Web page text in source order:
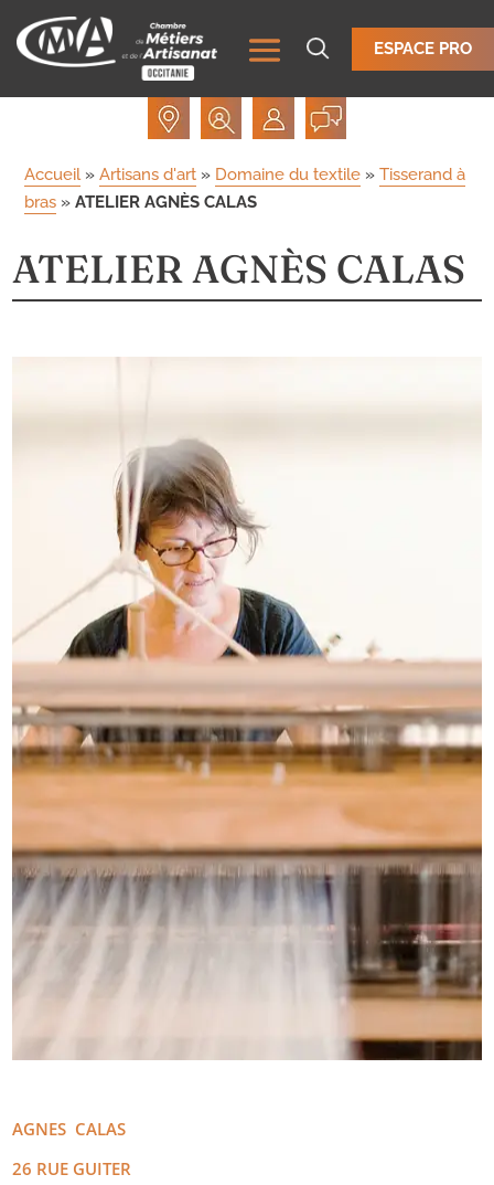
ESPACE PRO
Accueil »Artisans d'art » Domaine du textile »Tisserand à
bras »ATELIER AGNÈS CALAS
ATELIER AGNÈS CALAS
AGNES CALAS
26 RUE GUITER